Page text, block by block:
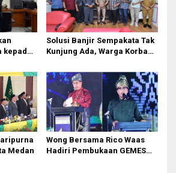
kepada
Solusi Banjir Sempakata Tak
Kunjung Ada, Warga Korban
Medan
Medan
Wong Bersama Rico Waas
Hadiri Pembukaan GEMES